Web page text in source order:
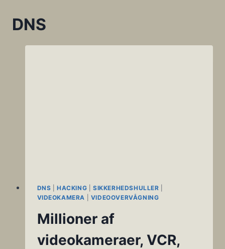
DNS
DNS |HACKING |SIKKERHEDSHULLER
VIDEOKAMERA
VIDEOOVERVÅGNING
Millioner af
videokameraer, VCR,